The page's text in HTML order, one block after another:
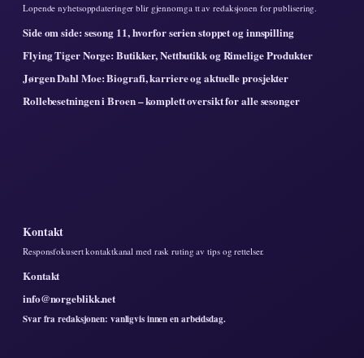
Lopende nyhetsoppdateringer blir gjennomga tt av redaksjonen for publisering.
Side om side: sesong 11, hvorfor serien stoppet og innspilling
Flying Tiger Norge: Butikker, Nettbutikk og Rimelige Produkter
Jørgen Dahl Moe: Biografi, karriere og aktuelle prosjekter
Rollebesetningen i Broen – komplett oversikt for alle sesonger
Kontakt
Responsfokusert kontaktkanal med rask ruting av tips og rettelser.
Kontakt
info@norgeblikk.net
Svar fra redaksjonen: vanligvis innen en arbeidsdag.